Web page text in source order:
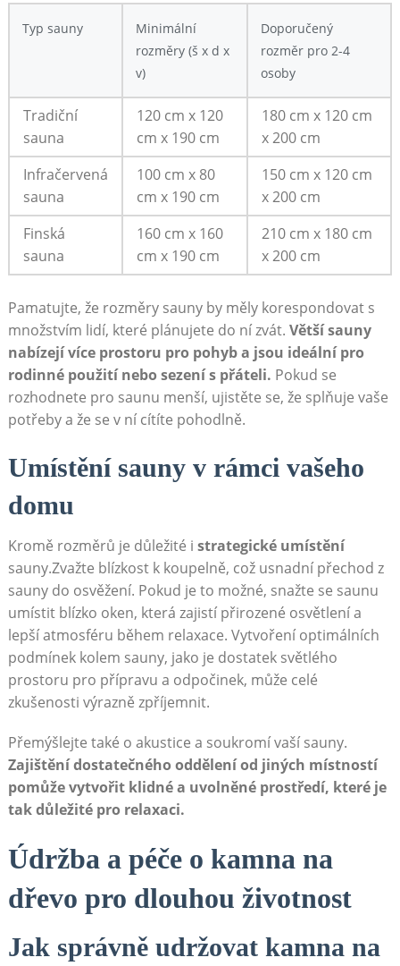
Typ sauny
Minimální
rozměry (š x d x
v)
Doporučený
rozměr pro 2-4
osoby
Tradiční
sauna
120 cm x 120
cm x 190 cm
180 cm x 120 cm
x 200 cm
Infračervená
sauna
100 cm x 80
cm x 190 cm
150 cm x 120 cm
x 200 cm
Finská
sauna
160 cm x 160
cm x 190 cm
210 cm x 180 cm
x 200 cm
Pamatujte, že rozměry sauny by měly korespondovat s
množstvím lidí, které plánujete do ní zvát. Větší sauny
nabízejí více prostoru pro pohyb a jsou ideální pro
rodinné použití nebo sezení s přáteli. Pokud se
rozhodnete pro saunu menší, ujistěte se, že splňuje vaše
potřeby a že se v ní cítíte pohodlně.
Umístění sauny v rámci vašeho
domu
Kromě rozměrů je důležité i strategické umístění
sauny.Zvažte blízkost k koupelně, což usnadní přechod z
sauny do osvěžení. Pokud je to možné, snažte se saunu
umístit blízko oken, která zajistí přirozené osvětlení a
lepší atmosféru během relaxace. Vytvoření optimálních
podmínek kolem sauny, jako je dostatek světlého
prostoru pro přípravu a odpočinek, může celé
zkušenosti výrazně zpříjemnit.
Přemýšlejte také o akustice a soukromí vaší sauny.
Zajištění dostatečného oddělení od jiných místností
pomůže vytvořit klidné a uvolněné prostředí, které je
tak důležité pro relaxaci.
Údržba a péče o kamna na
dřevo pro dlouhou životnost
Jak správně udržovat kamna na